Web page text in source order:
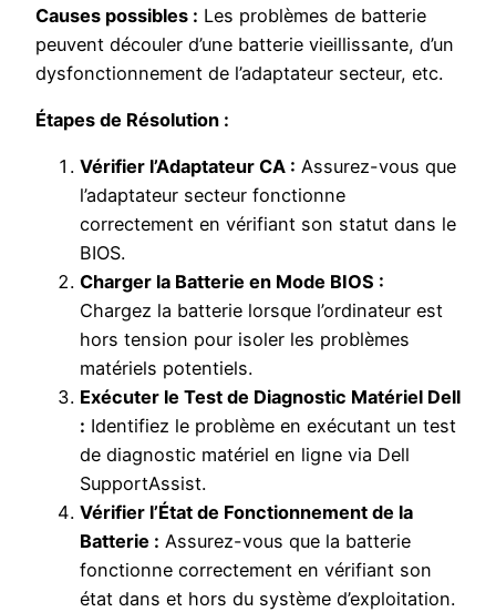
Causes possibles : Les problèmes de batterie
peuvent découler d’une batterie vieillissante, d’un
dysfonctionnement de l’adaptateur secteur, etc.
Étapes de Résolution :
Vérifier l’Adaptateur CA : Assurez-vous que
l’adaptateur secteur fonctionne
correctement en vérifiant son statut dans le
BIOS.
Charger la Batterie en Mode BIOS :
Chargez la batterie lorsque l’ordinateur est
hors tension pour isoler les problèmes
matériels potentiels.
Exécuter le Test de Diagnostic Matériel Dell
: Identifiez le problème en exécutant un test
de diagnostic matériel en ligne via Dell
SupportAssist.
Vérifier l’État de Fonctionnement de la
Batterie : Assurez-vous que la batterie
fonctionne correctement en vérifiant son
état dans et hors du système d’exploitation.